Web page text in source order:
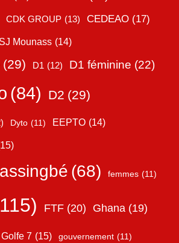
CDK GROUP (13) CEDEAO (17)
Mounass (14)
(29) D1 (12) D1 féminine (22)
(84) D2 (29)
Dyto (11) EEPTO (14)
(68) femmes (11)
FTF (20) Ghana (19)
Golfe 7 (15) gouvernement (11)